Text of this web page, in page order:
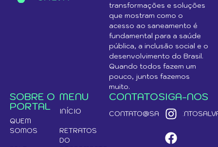
transformações e soluções
que mostram como o
acesso ao saneamento é
fundamental para a saúde
pública, a inclusão social e o
desenvolvimento do Brasil.
Quando todos fazem um
pouco, juntos fazemos
muito.
SOBRE O
PORTAL
QUEM
SOMOS
MENU
INÍCIO
RETRATOS
DO
CONTATOSIGA-NOS